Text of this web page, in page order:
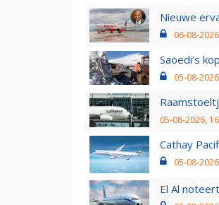
Nieuwe
06-08-
Saoedi’s
05-08-
05-08-2026,
Cathay
05-08-
El Al